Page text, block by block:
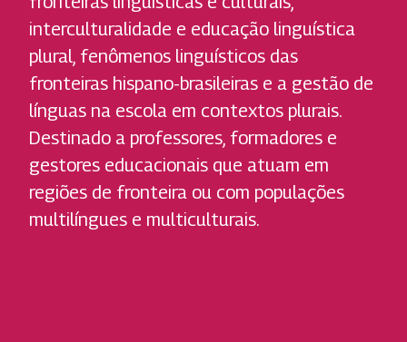
interculturalidade e educação linguística
plural, fenômenos linguísticos das
fronteiras hispano-brasileiras e a gestão de
línguas na escola em contextos plurais.
Destinado a professores, formadores e
gestores educacionais que atuam em
regiões de fronteira ou com populações
multilíngues e multiculturais.